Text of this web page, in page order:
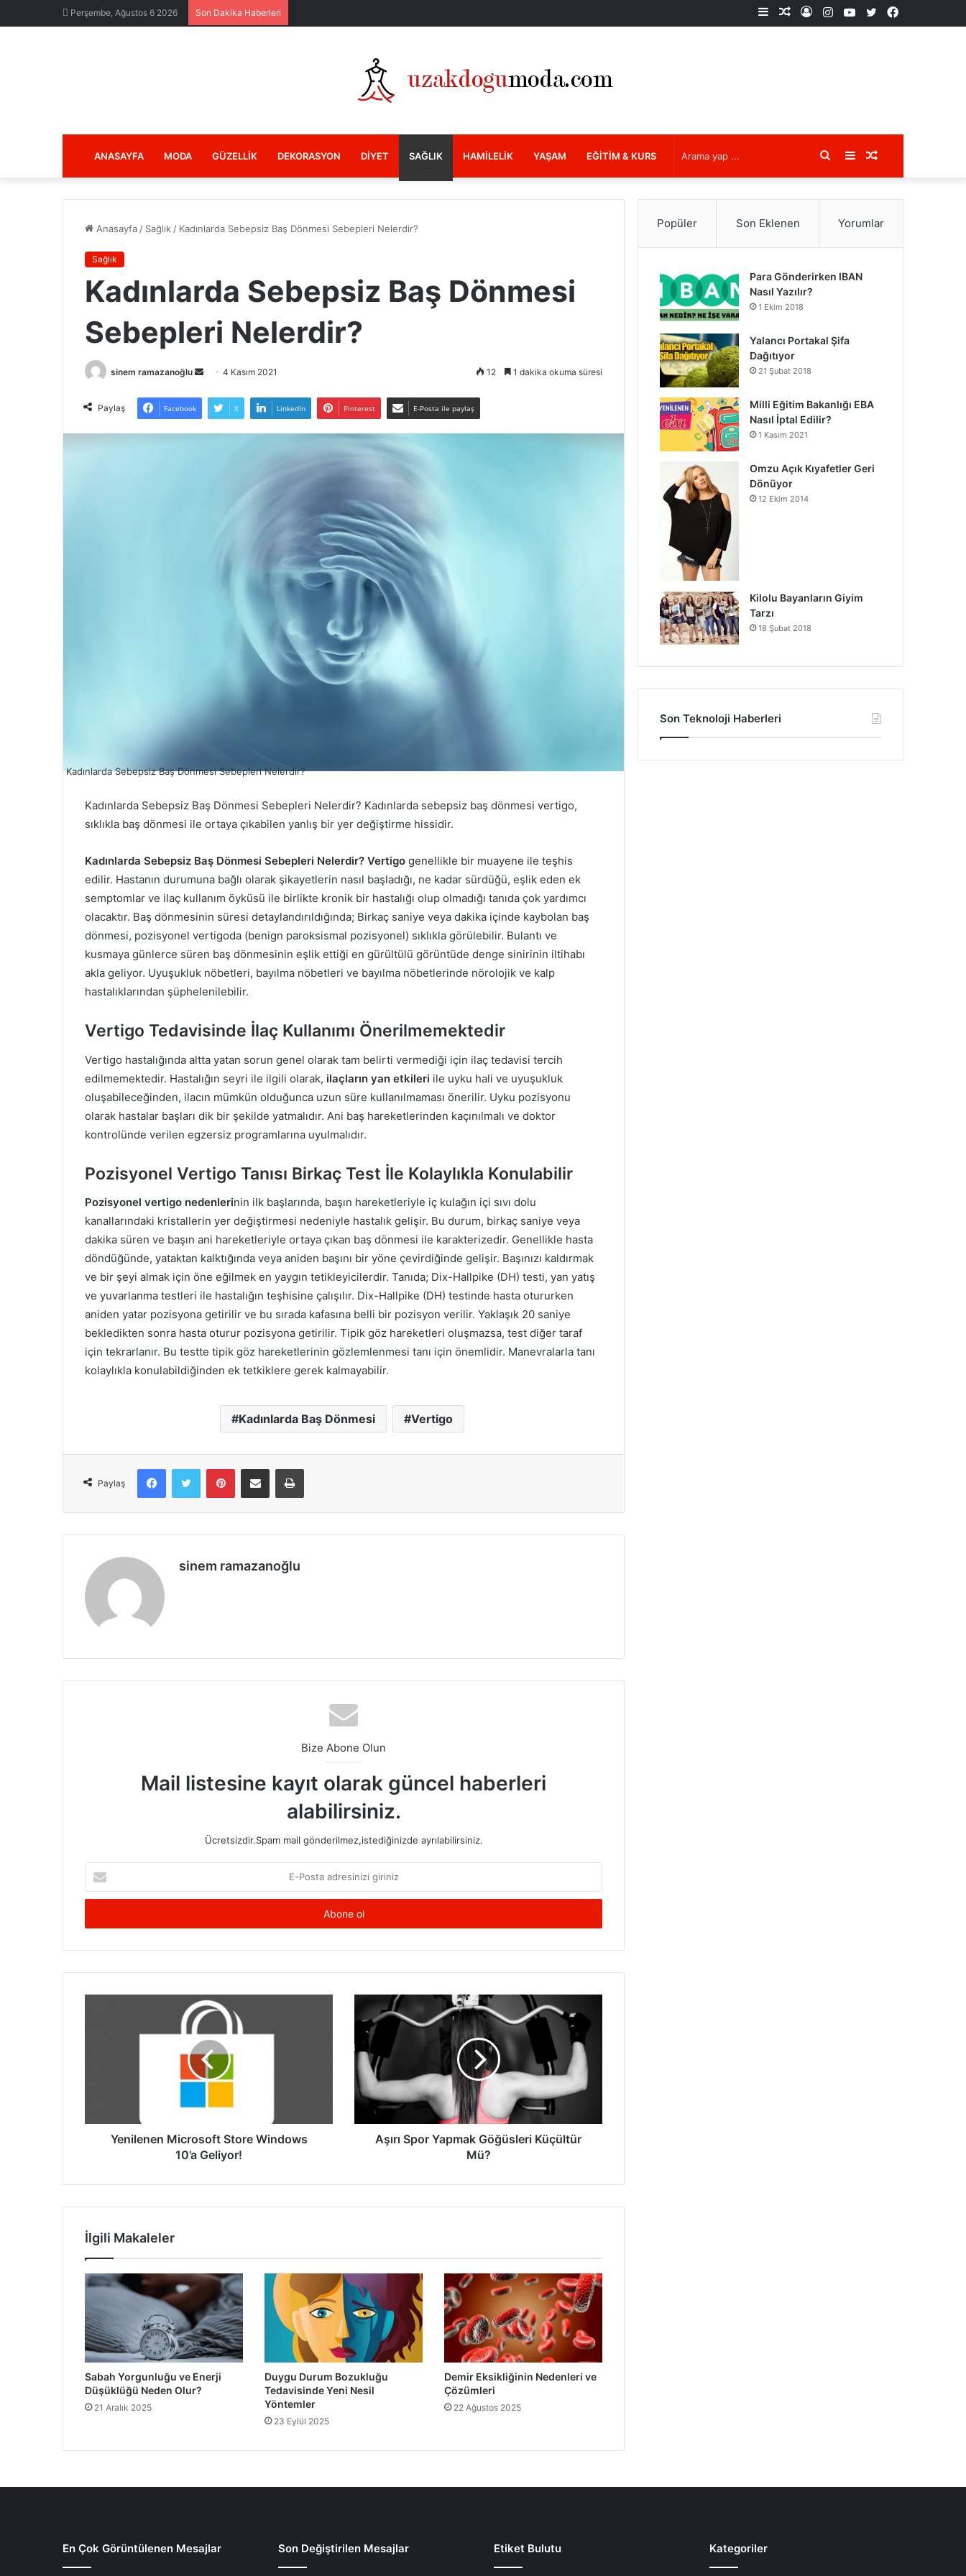
Perşembe, Ağustos 6 2026 Son Dakika Haberleri Facebook
X
YouTube
Instagram
Kayıt
Rastgele
Kenar
ANASAYFA MODA GÜZELLIK DEKORASYON DIYET SAĞLIK HAMILELIK YAŞAM EĞITIM & KURS Rastgele
Makale
Kenar
Bölmesi
Arama
yap
Anasayfa / Sağlık / Kadınlarda Sebepsiz Baş Dönmesi Sebepleri Nelerdir?
Sağlık
Kadınlarda Sebepsiz Baş Dönmesi
Sebepleri Nelerdir?
sinem ramazanoğlu
Bir
posta
4 Kasım 2021 12 1 dakika okuma süresi
Paylaş Facebook X LinkedIn Pinterest E-Posta ile paylaş
Kadınlarda Sebepsiz Baş Dönmesi Sebepleri Nelerdir?
Kadınlarda Sebepsiz Baş Dönmesi Sebepleri Nelerdir? Kadınlarda sebepsiz baş dönmesi vertigo,
sıklıkla baş dönmesi ile ortaya çıkabilen yanlış bir yer değiştirme hissidir.
Kadınlarda Sebepsiz Baş Dönmesi Sebepleri Nelerdir? Vertigo genellikle bir muayene ile teşhis
edilir. Hastanın durumuna bağlı olarak şikayetlerin nasıl başladığı, ne kadar sürdüğü, eşlik eden ek
semptomlar ve ilaç kullanım öyküsü ile birlikte kronik bir hastalığı olup olmadığı tanıda çok yardımcı
olacaktır. Baş dönmesinin süresi detaylandırıldığında; Birkaç saniye veya dakika içinde kaybolan baş
dönmesi, pozisyonel vertigoda (benign paroksismal pozisyonel) sıklıkla görülebilir. Bulantı ve
kusmaya günlerce süren baş dönmesinin eşlik ettiği en gürültülü görüntüde denge sinirinin iltihabı
akla geliyor. Uyuşukluk nöbetleri, bayılma nöbetleri ve bayılma nöbetlerinde nörolojik ve kalp
hastalıklarından şüphelenilebilir.
Vertigo Tedavisinde İlaç Kullanımı Önerilmemektedir
Vertigo hastalığında altta yatan sorun genel olarak tam belirti vermediği için ilaç tedavisi tercih
edilmemektedir. Hastalığın seyri ile ilgili olarak, ilaçların yan etkileri ile uyku hali ve uyuşukluk
oluşabileceğinden, ilacın mümkün olduğunca uzun süre kullanılmaması önerilir. Uyku pozisyonu
olarak hastalar başları dik bir şekilde yatmalıdır. Ani baş hareketlerinden kaçınılmalı ve doktor
kontrolünde verilen egzersiz programlarına uyulmalıdır.
Pozisyonel Vertigo Tanısı Birkaç Test İle Kolaylıkla Konulabilir
Pozisyonel vertigo nedenlerinin ilk başlarında, başın hareketleriyle iç kulağın içi sıvı dolu
kanallarındaki kristallerin yer değiştirmesi nedeniyle hastalık gelişir. Bu durum, birkaç saniye veya
dakika süren ve başın ani hareketleriyle ortaya çıkan baş dönmesi ile karakterizedir. Genellikle hasta
döndüğünde, yataktan kalktığında veya aniden başını bir yöne çevirdiğinde gelişir. Başınızı kaldırmak
ve bir şeyi almak için öne eğilmek en yaygın tetikleyicilerdir. Tanıda; Dix-Hallpike (DH) testi, yan yatış
ve yuvarlanma testleri ile hastalığın teşhisine çalışılır. Dix-Hallpike (DH) testinde hasta otururken
aniden yatar pozisyona getirilir ve bu sırada kafasına belli bir pozisyon verilir. Yaklaşık 20 saniye
bekledikten sonra hasta oturur pozisyona getirilir. Tipik göz hareketleri oluşmazsa, test diğer taraf
için tekrarlanır. Bu testte tipik göz hareketlerinin gözlemlenmesi tanı için önemlidir. Manevralarla tanı
kolaylıkla konulabildiğinden ek tetkiklere gerek kalmayabilir.
Kadınlarda Baş Dönmesi Vertigo
Paylaş
Facebook
X PinterestE-Posta ile paylaş Yazdır
sinem ramazanoğlu
Bize Abone Olun
Mail listesine kayıt olarak güncel haberleri
alabilirsiniz.
Ücretsizdir.Spam mail gönderilmez,istediğinizde ayrılabilirsiniz.
Posta
adresinizi
Yenilenen Microsoft Store Windows
10’a Geliyor!
Spor
Yapmak
Göğüsleri
Küçültür
Mü?
Aşırı Spor Yapmak Göğüsleri Küçültür
Mü?
İlgili Makaleler
Sabah Yorgunluğu ve Enerji
Düşüklüğü Neden Olur?
21 Aralık 2025
Duygu Durum Bozukluğu
Tedavisinde Yeni Nesil
Yöntemler
23 Eylül 2025
Demir Eksikliğinin Nedenleri ve
Çözümleri
22 Ağustos 2025
Popüler Son Eklenen Yorumlar
Para Gönderirken IBAN
Nasıl Yazılır?
1 Ekim 2018
Yalancı Portakal Şifa
Dağıtıyor
21 Şubat 2018
Milli Eğitim Bakanlığı EBA
Nasıl İptal Edilir?
1 Kasım 2021
Omzu Açık Kıyafetler Geri
Dönüyor
12 Ekim 2014
Kilolu Bayanların Giyim
Tarzı
18 Şubat 2018
Son Teknoloji Haberleri
En Çok Görüntülenen Mesajlar Son Değiştirilen Mesajlar Etiket Bulutu Kategoriler